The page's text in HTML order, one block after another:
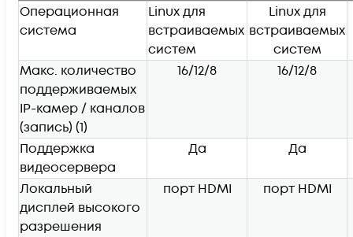
Операционная
система
Linux для
встраиваемых
систем
Linux для
встраиваемых
систем
Макс. количество
поддерживаемых
IP-камер / каналов
(запись) (1)
16/12/8 16/12/8
Поддержка
видеосервера
Да Да
Локальный
дисплей высокого
разрешения
порт HDMI порт HDMI